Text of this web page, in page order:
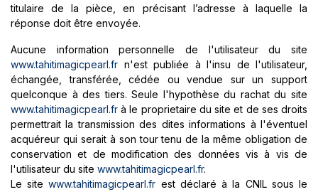
titulaire de la pièce, en précisant l’adresse à laquelle la
réponse doit être envoyée.
Aucune information personnelle de l'utilisateur du site
www.tahitimagicpearl.fr n'est publiée à l'insu de l'utilisateur,
échangée, transférée, cédée ou vendue sur un support
quelconque à des tiers. Seule l'hypothèse du rachat du site
www.tahitimagicpearl.fr à le proprietaire du site et de ses droits
permettrait la transmission des dites informations à l'éventuel
acquéreur qui serait à son tour tenu de la même obligation de
conservation et de modification des données vis à vis de
l'utilisateur du site www.tahitimagicpearl.fr.
Le sitewww.tahitimagicpearl.fr est déclaré à la CNIL sous le